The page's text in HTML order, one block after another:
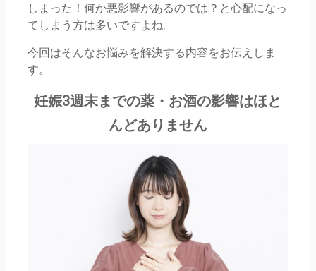
しまった！何か悪影響があるのでは？と心配になっ
てしまう方は多いですよね。
今回はそんなお悩みを解決する内容をお伝えしま
す。
妊娠3週末までの薬・お酒の影響はほと
んどありません